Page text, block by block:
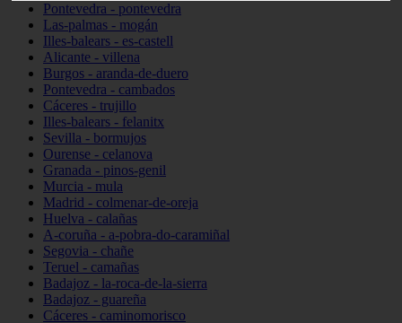
Pontevedra - pontevedra
Las-palmas - mogán
Illes-balears - es-castell
Alicante - villena
Burgos - aranda-de-duero
Pontevedra - cambados
Cáceres - trujillo
Illes-balears - felanitx
Sevilla - bormujos
Ourense - celanova
Granada - pinos-genil
Murcia - mula
Madrid - colmenar-de-oreja
Huelva - calañas
A-coruña - a-pobra-do-caramiñal
Segovia - chañe
Teruel - camañas
Badajoz - la-roca-de-la-sierra
Badajoz - guareña
Cáceres - caminomorisco